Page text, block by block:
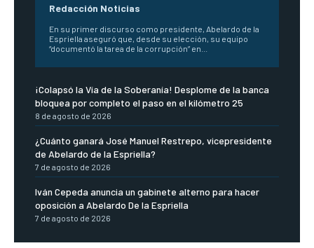
Redacción Noticias
En su primer discurso como presidente, Abelardo de la
Espriella aseguró que, desde su elección, su equipo
“documentó la tarea de la corrupción” en...
¡Colapsó la Vía de la Soberanía! Desplome de la banca
bloquea por completo el paso en el kilómetro 25
8 de agosto de 2026
¿Cuánto ganará José Manuel Restrepo, vicepresidente
de Abelardo de la Espriella?
7 de agosto de 2026
Iván Cepeda anuncia un gabinete alterno para hacer
oposición a Abelardo De la Espriella
7 de agosto de 2026